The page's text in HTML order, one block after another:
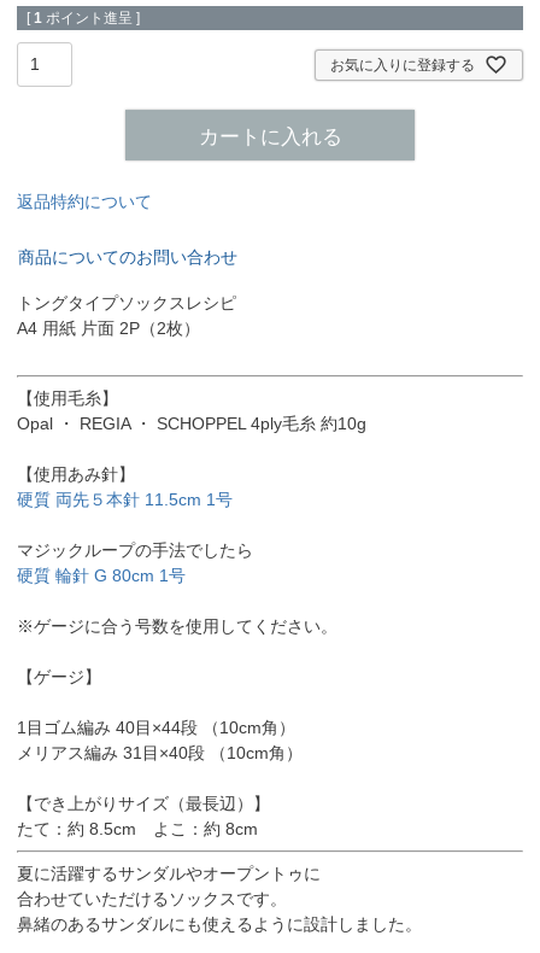
[ 1 ポイント進呈 ]
お気に入りに登録する
カートに入れる
返品特約について
商品についてのお問い合わせ
トングタイプソックスレシピ
A4 用紙 片面 2P（2枚）
【使用毛糸】
Opal ・ REGIA ・ SCHOPPEL 4ply毛糸 約10g
【使用あみ針】
硬質 両先５本針 11.5cm 1号
マジックループの手法でしたら
硬質 輪針 G 80cm 1号
※ゲージに合う号数を使用してください。
【ゲージ】
1目ゴム編み 40目×44段 （10cm角）
メリアス編み 31目×40段 （10cm角）
【でき上がりサイズ（最長辺）】
たて：約 8.5cm よこ：約 8cm
夏に活躍するサンダルやオープントゥに
合わせていただけるソックスです。
鼻緒のあるサンダルにも使えるように設計しました。